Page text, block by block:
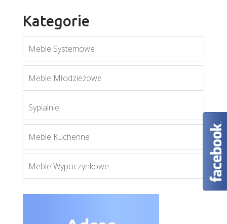
Penelopa 255
Więcej
Kategorie
Meble Systemowe
Meble Młodzieżowe
Sypialnie
Meble Kuchenne
Meble Wypoczynkowe